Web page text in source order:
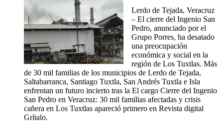
Lerdo de Tejada, Veracruz
– El cierre del Ingenio San
Pedro, anunciado por el
Grupo Porres, ha desatado
una preocupación
económica y social en la
región de Los Tuxtlas. Más
de 30 mil familias de los municipios de Lerdo de Tejada,
Saltabarranca, Santiago Tuxtla, San Andrés Tuxtla e Isla
enfrentan un futuro incierto tras la El cargo Cierre del Ingenio
San Pedro en Veracruz: 30 mil familias afectadas y crisis
cañera en Los Tuxtlas apareció primero en Revista digital
Grítalo.